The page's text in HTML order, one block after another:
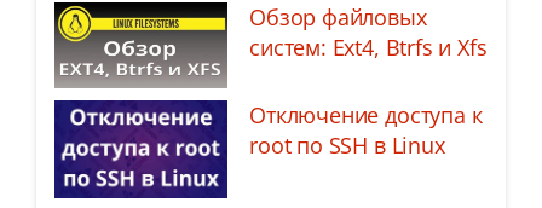
Обзор файловых
систем: Ext4, Btrfs и Xfs
Отключение доступа к
root по SSH в Linux